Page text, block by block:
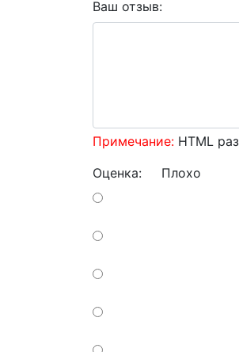
Ваш отзыв:
Примечание: HTML
Оценка: Плохо